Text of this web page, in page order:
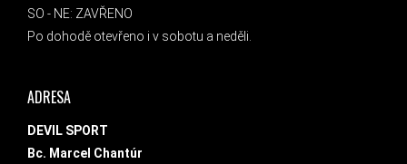
SO - NE: ZAVŘENO
Po dohodě otevřeno i v sobotu a neděli.
ADRESA
DEVIL SPORT
Bc. Marcel Chantúr